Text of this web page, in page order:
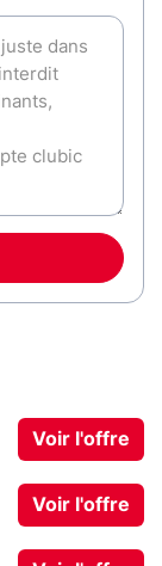
Voir l'offre
Voir l'offre